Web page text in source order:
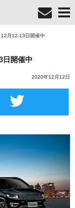
月12-13日開催中
日開催中
2020年12月12日